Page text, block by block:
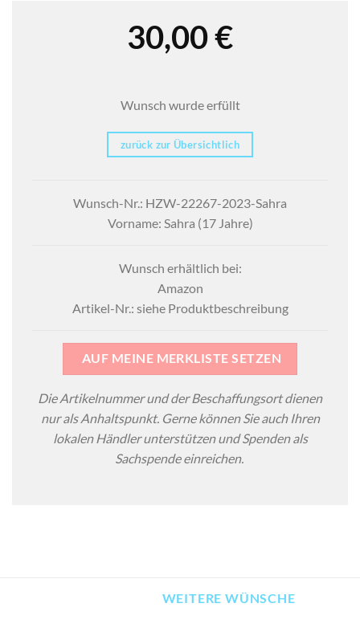
30,00€
Wunsch wurde erfüllt
zurück zur Übersichtlich
Wunsch-Nr.: HZW-22267-2023-Sahra
Vorname: Sahra (17 Jahre)
Wunsch erhältlich bei:
Amazon
Artikel-Nr.: siehe Produktbeschreibung
AUF MEINE MERKLISTE SETZEN
Die Artikelnummer und der Beschaffungsort dienen
nur als Anhaltspunkt. Gerne können Sie auch Ihren
lokalen Händler unterstützen und Spenden als
Sachspende einreichen.
WEITERE WÜNSCHE